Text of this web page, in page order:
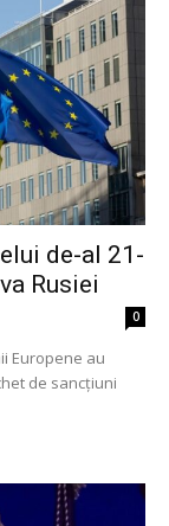
de-al 21-
Rusiei
0
Europene au
de sancțiuni